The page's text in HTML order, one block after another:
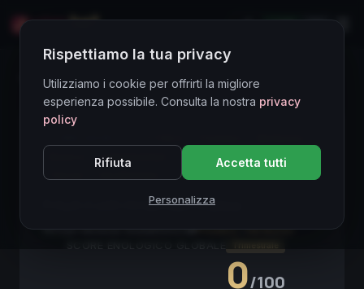
LIVE
Directory Vini
ColliOrientali Mineralità
VinoBianco
Friuli Colli Orientali Galea
Friuli-Venezia Giulia 2023 Friulano/Verduzzo
0/100
Rispettiamo la tua privacy
Utilizziamo i cookie per offrirti la migliore
esperienza possibile. Consulta la nostra privacy
policy
Rifiuta Accetta tutti
Personalizza